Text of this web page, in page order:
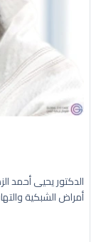
الدكتور يحيى
أمراض الشبكية